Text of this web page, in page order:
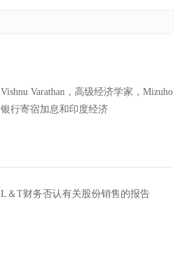
Vishnu Varathan，高级经济学家，Mizuho
银行寄宿加息和印度经济
L＆T财务否认有关股份销售的报告